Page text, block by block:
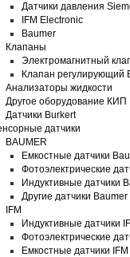
Датчики давления
IFM Electronic
Baumer
Клапаны
Электромагнитный
Клапан регулирующий
Анализаторы жидкости
Другое оборудование КИП
Датчики Burkert
датчики
BAUMER
Емкостные датчики
Фотоэлектрические
Индуктивные датчики
Другие датчики Baumer
IFM
Индуктивные датчики
Фотоэлектрические
Емкостные датчики IFM